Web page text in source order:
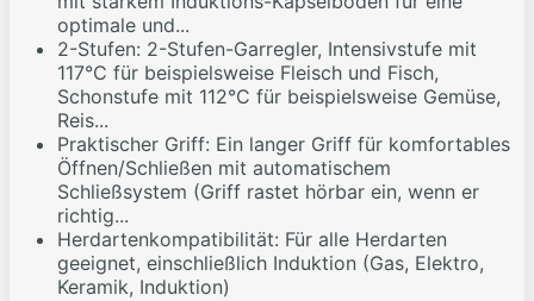
optimale und...
2-Stufen: 2-Stufen-Garregler, Intensivstufe mit
117°C für beispielsweise Fleisch und Fisch,
Schonstufe mit 112°C für beispielsweise Gemüse,
Reis...
Praktischer Griff: Ein langer Griff für komfortables
Öffnen/Schließen mit automatischem
Schließsystem (Griff rastet hörbar ein, wenn er
richtig...
Herdartenkompatibilität: Für alle Herdarten
geeignet, einschließlich Induktion (Gas, Elektro,
Keramik, Induktion)